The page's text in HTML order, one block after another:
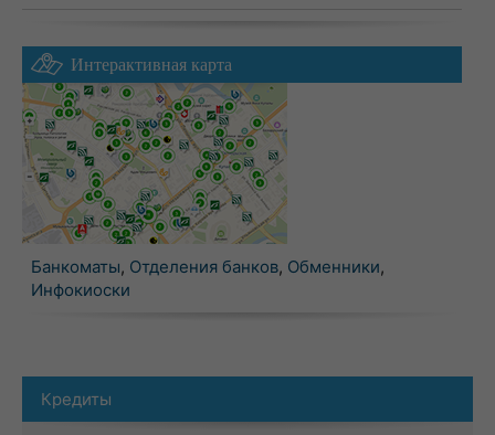
Интерактивная карта
Банкоматы, Отделения банков, Обменники,
Инфокиоски
Кредиты